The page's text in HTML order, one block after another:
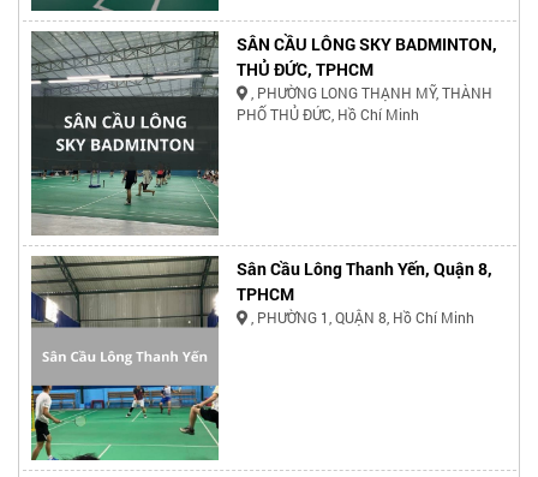
SÂN CẦU LÔNG SKY BADMINTON,
THỦ ĐỨC, TPHCM
, PHƯỜNG LONG THẠNH MỸ, THÀNH
PHỐ THỦ ĐỨC, Hồ Chí Minh
Sân Cầu Lông Thanh Yến, Quận 8,
TPHCM
, PHƯỜNG 1, QUẬN 8, Hồ Chí Minh